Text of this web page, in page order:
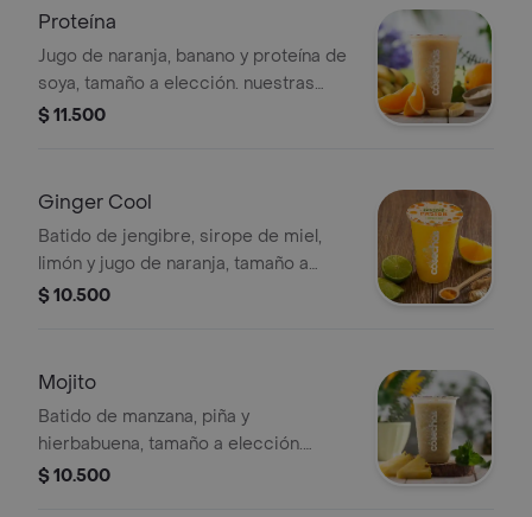
ingredientes
Proteína
Jugo de naranja, banano y proteína de
soya, tamaño a elección. nuestras
preparaciones se encuentran
ingredientes
$ 11.500
Ginger Cool
Batido de jengibre, sirope de miel,
limón y jugo de naranja, tamaño a
elección. nuestras preparaciones se
realizar modificaciones en los
ingredientes
$ 10.500
Mojito
Batido de manzana, piña y
hierbabuena, tamaño a elección.
nuestras preparaciones se
$ 10.500